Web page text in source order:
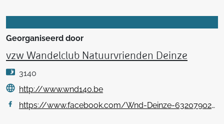
Georganiseerd door
vzw Wandelclub Natuurvrienden Deinze
3140
http://www.wnd140.be
https://www.facebook.com/Wnd-Deinze-632079026860259